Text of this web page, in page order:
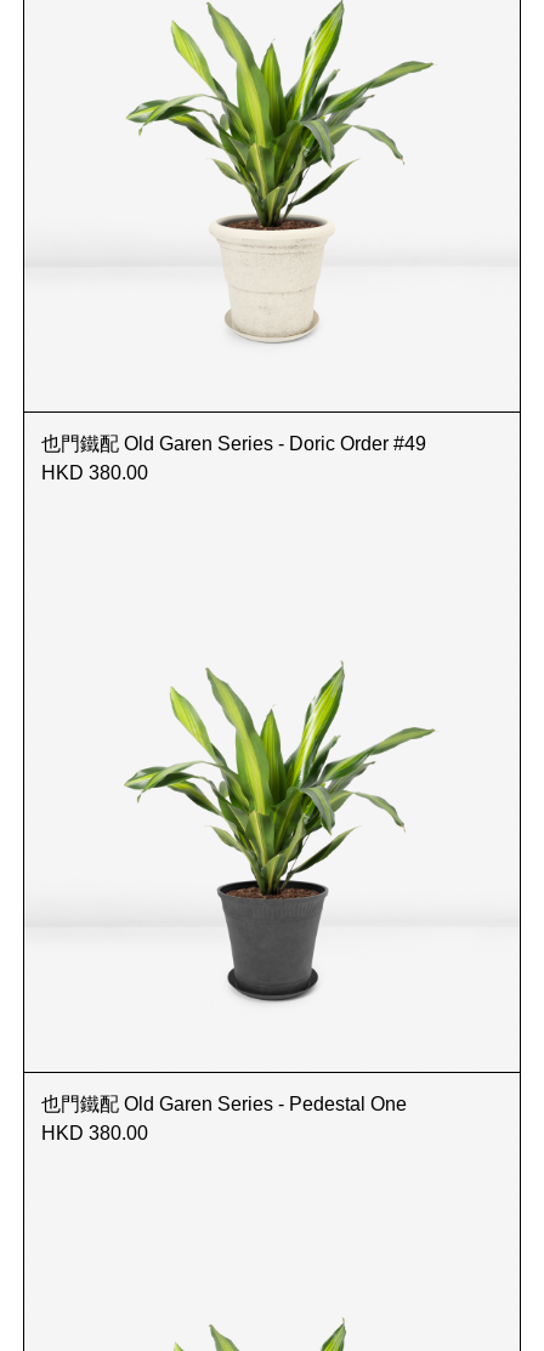
也門鐵配 Old Garen Series - Doric Order #49
HKD 380.00
也門鐵配 Old Garen Series - Pedestal One
HKD 380.00